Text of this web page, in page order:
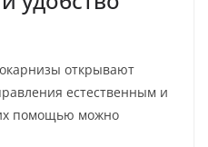
открывают
естественным и
помощью можно